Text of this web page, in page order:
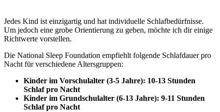
Jedes Kind ist einzigartig und hat individuelle Schlafbedürfnisse.
Um jedoch eine grobe Orientierung zu geben, möchte ich dir einige
Richtwerte vorstellen.
Die National Sleep Foundation empfiehlt folgende Schlafdauer pro
Nacht für verschiedene Altersgruppen:
Kinder im Vorschulalter (3-5 Jahre): 10-13 Stunden
Schlaf pro Nacht
Kinder im Grundschulalter (6-13 Jahre): 9-11 Stunden
Schlaf pro Nacht